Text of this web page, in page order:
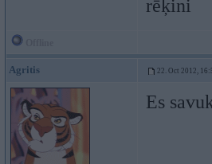
rēķini
Agritis 22. Oct 2012,
Es